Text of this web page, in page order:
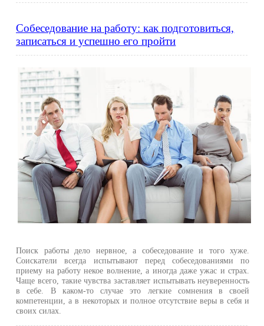
Собеседование на работу: как подготовиться,
записаться и успешно его пройти
Поиск работы дело нервное, а собеседование и того хуже.
Соискатели всегда испытывают перед собеседованиями по
приему на работу некое волнение, а иногда даже ужас и страх.
Чаще всего, такие чувства заставляет испытывать неуверенность
в себе. В каком-то случае это легкие сомнения в своей
компетенции, а в некоторых и полное отсутствие веры в себя и
своих силах.